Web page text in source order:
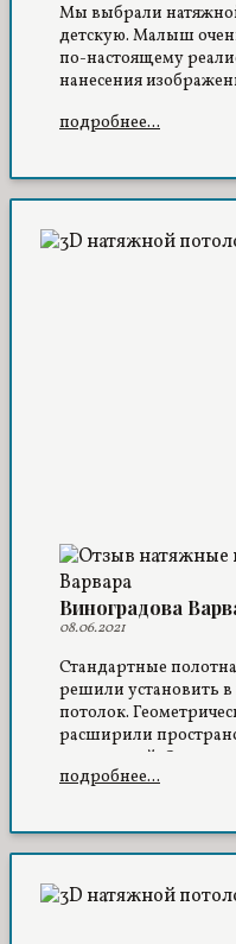
Мы выбрали
детскую. Малыш
по-настоящему
нанесения
подробнее...
Виноградова
08.06.2021
Стандартные
решили установить
потолок.
расширили
просторной. Очень
качеством
подробнее...